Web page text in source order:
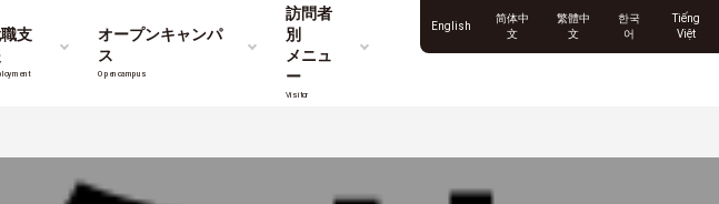
支
オープンキャンパ
ス
Opencampus
訪問者
別
メニュ
ー
Visitor
English
简体中
文
繁體中
文
한국
어
Tiếng
Việt